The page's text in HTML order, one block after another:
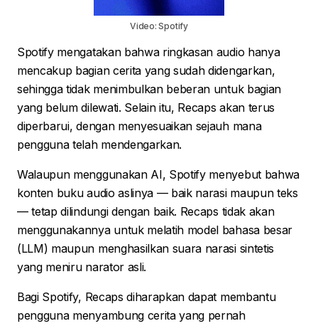
Video: Spotify
Spotify mengatakan bahwa ringkasan audio hanya
mencakup bagian cerita yang sudah didengarkan,
sehingga tidak menimbulkan beberan untuk bagian
yang belum dilewati. Selain itu, Recaps akan terus
diperbarui, dengan menyesuaikan sejauh mana
pengguna telah mendengarkan.
Walaupun menggunakan AI, Spotify menyebut bahwa
konten buku audio aslinya — baik narasi maupun teks
— tetap dilindungi dengan baik. Recaps tidak akan
menggunakannya untuk melatih model bahasa besar
(LLM) maupun menghasilkan suara narasi sintetis
yang meniru narator asli.
Bagi Spotify, Recaps diharapkan dapat membantu
pengguna menyambung cerita yang pernah